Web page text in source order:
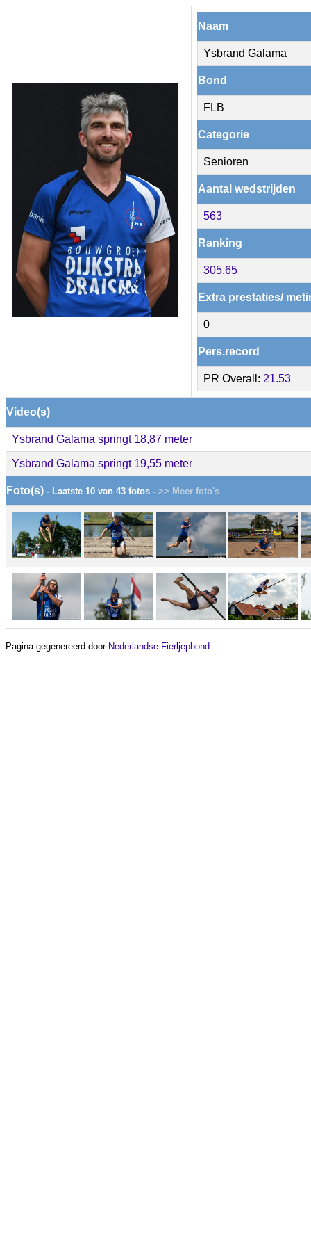
Naam
Ysbrand Galama
Bond
FLB
Categorie
Senioren
Aantal wedstrijden
563
Ranking
305.65
Extra prestaties/
0
Pers.record
PR Overall: 21.53
Video(s)
Ysbrand Galama springt 18,87 meter
Ysbrand Galama springt 19,55 meter
Foto(s) - Laatste 10 van 43 fotos - >> Meer foto's
Pagina gegenereerd door Nederlandse Fierljepbond